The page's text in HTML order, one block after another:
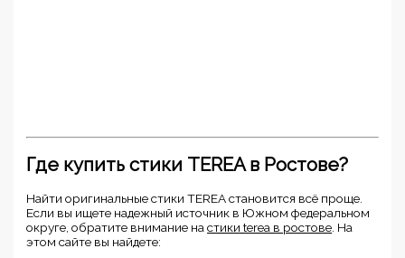
Где купить стики TEREA в Ростове?
Найти оригинальные стики TEREA становится всё проще.
Если вы ищете надежный источник в Южном федеральном
округе, обратите внимание настики terea в ростове. На
этом сайте вы найдете: